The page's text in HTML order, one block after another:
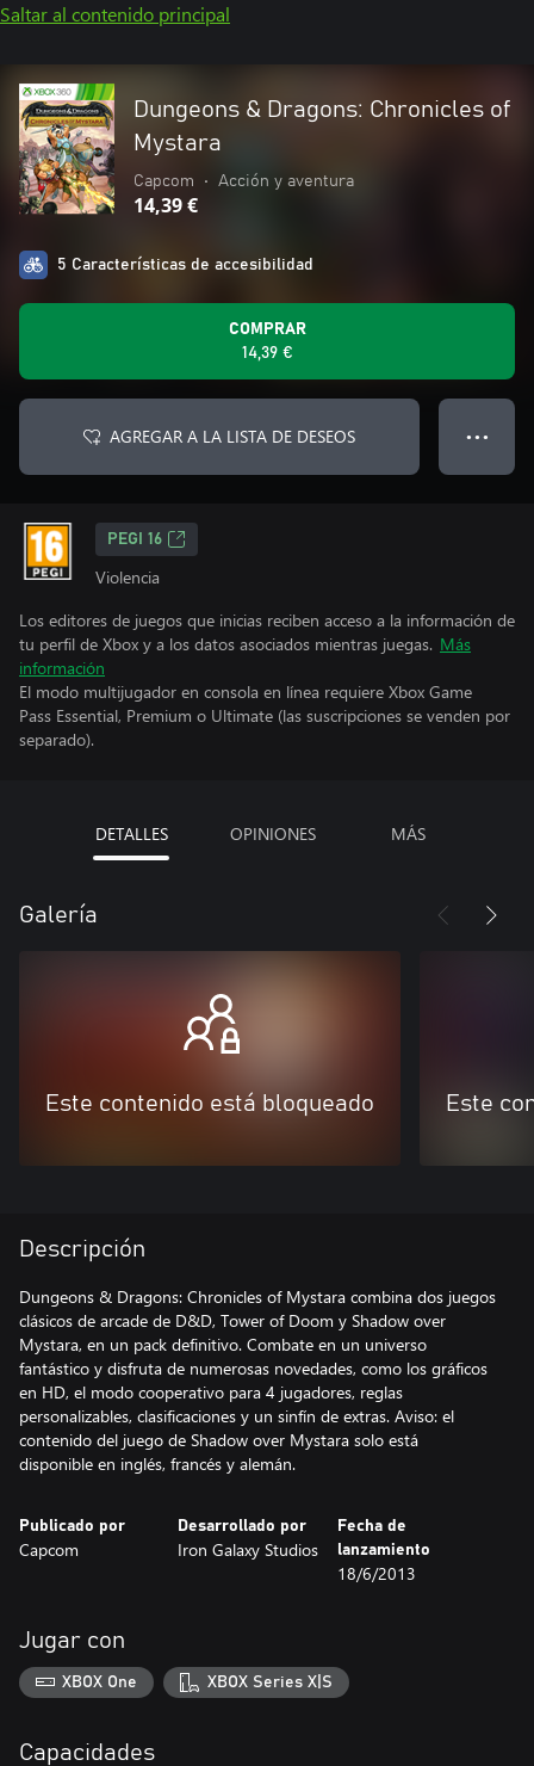
Saltar al contenido principal
Dungeons & Dragons: Chronicles of
Mystara
Capcom • Acción y aventura
14,39 €
5 Características de accesibilidad
COMPRAR
14,39 €
AGREGAR A LA LISTA DE DESEOS ● ● ●
PEGI 16
Violencia
Los editores de juegos que inicias reciben acceso a la información de
tu perfil de Xbox y a los datos asociados mientras juegas. Más
información
El modo multijugador en consola en línea requiere Xbox Game
Pass Essential, Premium o Ultimate (las suscripciones se venden por
separado).
DETALLES OPINIONES MÁS
Galería
Este contenido está bloqueado Este
Descripción
Dungeons & Dragons: Chronicles of Mystara combina dos juegos
clásicos de arcade de D&D, Tower of Doom y Shadow over
Mystara, en un pack definitivo. Combate en un universo
fantástico y disfruta de numerosas novedades, como los gráficos
en HD, el modo cooperativo para 4 jugadores, reglas
personalizables, clasificaciones y un sinfín de extras. Aviso: el
contenido del juego de Shadow over Mystara solo está
disponible en inglés, francés y alemán.
Publicado por
Capcom
Desarrollado por
Iron Galaxy Studios
Fecha de
lanzamiento
18/6/2013
Jugar con
XBOX One XBOX Series X|S
Capacidades